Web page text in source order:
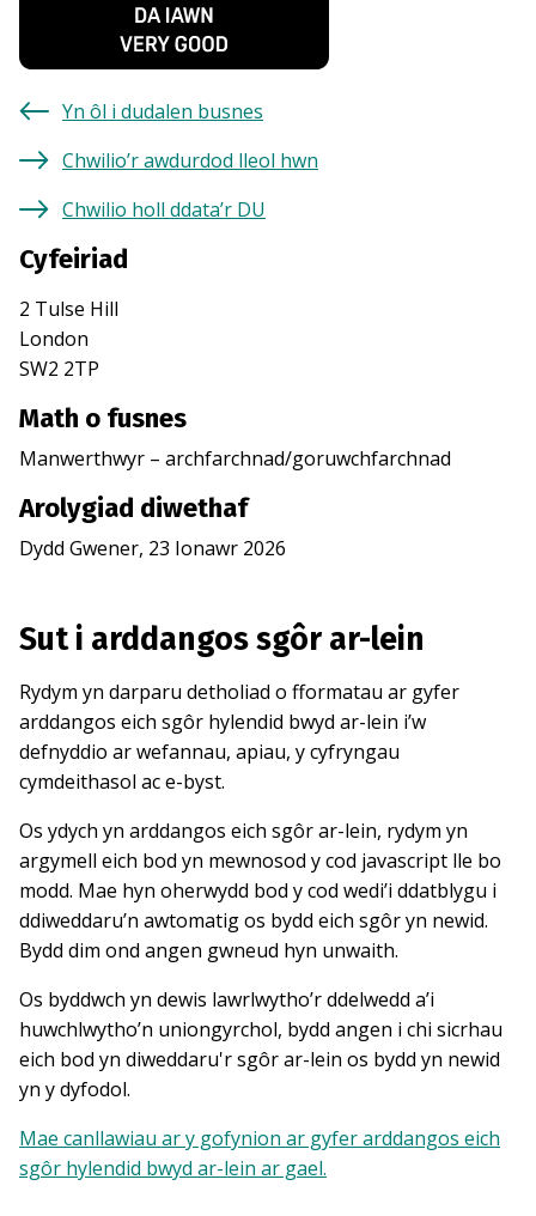
Yn ôl i dudalen busnes
Chwilio’r awdurdod lleol hwn
Chwilio holl ddata’r DU
Cyfeiriad
2 Tulse Hill
London
SW2 2TP
Math o fusnes
Manwerthwyr – archfarchnad/goruwchfarchnad
Arolygiad diwethaf
Dydd Gwener, 23 Ionawr 2026
Sut i arddangos sgôr ar-lein
Rydym yn darparu detholiad o fformatau ar gyfer
arddangos eich sgôr hylendid bwyd ar-lein i’w
defnyddio ar wefannau, apiau, y cyfryngau
cymdeithasol ac e-byst.
Os ydych yn arddangos eich sgôr ar-lein, rydym yn
argymell eich bod yn mewnosod y cod javascript lle bo
modd. Mae hyn oherwydd bod y cod wedi’i ddatblygu i
ddiweddaru’n awtomatig os bydd eich sgôr yn newid.
Bydd dim ond angen gwneud hyn unwaith.
Os byddwch yn dewis lawrlwytho’r ddelwedd a’i
huwchlwytho’n uniongyrchol, bydd angen i chi sicrhau
eich bod yn diweddaru'r sgôr ar-lein os bydd yn newid
yn y dyfodol.
Mae canllawiau ar y gofynion ar gyfer arddangos eich
sgôr hylendid bwyd ar-lein ar gael.